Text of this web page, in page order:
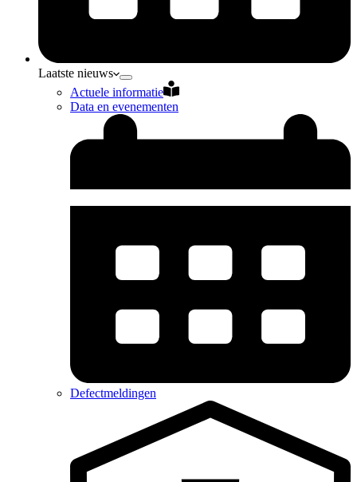
Laatste nieuws
Actuele informatie
Data en evenementen
Defectmeldingen